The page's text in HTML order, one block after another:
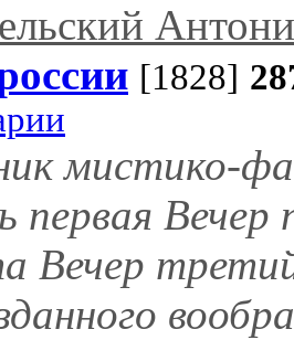
[1828]
мистико-
первая Вечер
Вечер